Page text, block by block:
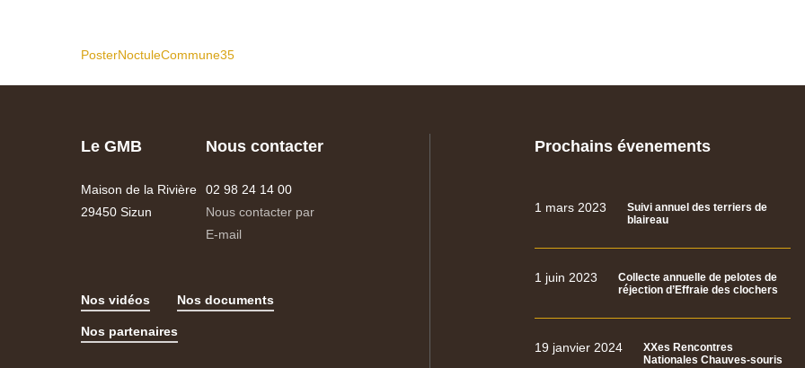
PosterNoctuleCommune35
Le GMB
Maison de la Rivière
29450 Sizun
Nous contacter
02 98 24 14 00
Nous contacter par
E-mail
Nos vidéos Nos documents
Nos partenaires
Prochains évenements
1 mars 2023
Suivi annuel des terriers de
blaireau
1 juin 2023
Collecte annuelle de pelotes de
réjection d’Effraie des clochers
19 janvier 2024
XXes Rencontres
Nationales Chauves-souris